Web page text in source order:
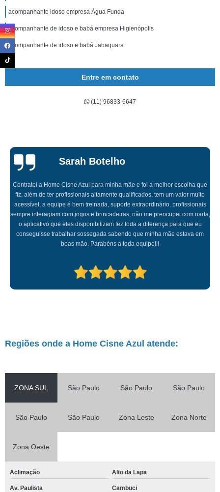
acompanhante idoso empresa Água Funda
acompanhante de idoso e babá empresa Higienópolis
acompanhante de idoso e babá Jabaquara
Entre em contato
(11) 96833-6647
Sarah Botelho
Contratei a Home Cisne Azul para minha mãe e foi a melhor escolha que
fiz, além de ter profissionais altamente qualificados, tem um valor muito
acessível, a equipe é bem treinada, suporte extraordinário, profissionais
sempre interagiam com jogos e brincadeiras, não me preocupei com nada,
o aplicativo que eles disponibilizam fez toda a diferença para que eu
conseguisse trabalhar sossegada sabendo que minha mãe estava em
boas mão. Parabéns a toda equipe!!!
Regiões onde a Home Cisne Azul atende:
ZONA SUL São Paulo São Paulo São Paulo
São Paulo São Paulo Zona Leste Zona Norte
Zona Oeste
Aclimação Alto da Lapa
Av. Paulista Cambuci